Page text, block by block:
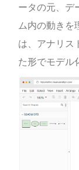
ータの元、デ
ム内の動きを
は、アナリス
た形でモデル